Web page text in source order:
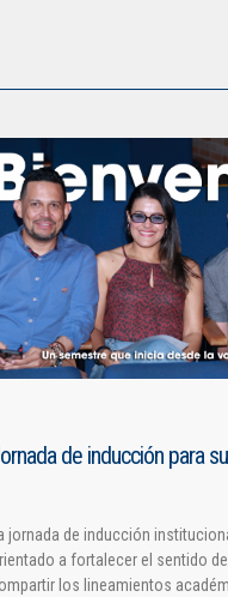
de inducción para
jornada de inducción
a fortalecer el sentido
los lineamientos